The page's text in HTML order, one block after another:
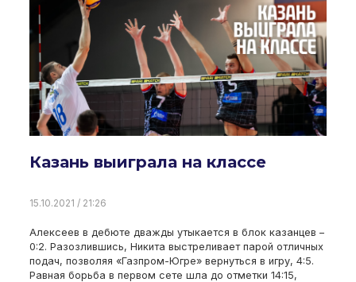
Казань выиграла на классе
15.10.2021 / 21:26
Алексеев в дебюте дважды утыкается в блок казанцев –
0:2. Разозлившись, Никита выстреливает парой отличных
подач, позволяя «Газпром-Югре» вернуться в игру, 4:5.
Равная борьба в первом сете шла до отметки 14:15,